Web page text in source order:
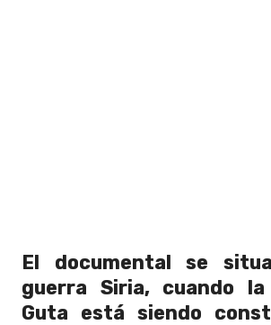
El documental se
guerra Siria, cuando
Guta está siendo